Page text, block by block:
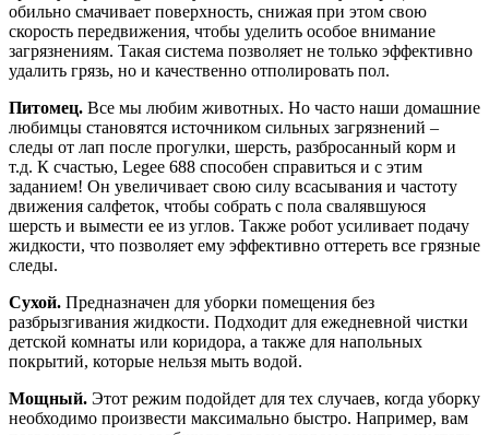
обильно смачивает поверхность, снижая при этом свою
скорость передвижения, чтобы уделить особое внимание
загрязнениям. Такая система позволяет не только эффективно
удалить грязь, но и качественно отполировать пол.
Питомец. Все мы любим животных. Но часто наши домашние
любимцы становятся источником сильных загрязнений –
следы от лап после прогулки, шерсть, разбросанный корм и
т.д. К счастью, Legee 688 способен справиться и с этим
заданием! Он увеличивает свою силу всасывания и частоту
движения салфеток, чтобы собрать с пола свалявшуюся
шерсть и вымести ее из углов. Также робот усиливает подачу
жидкости, что позволяет ему эффективно оттереть все грязные
следы.
Сухой. Предназначен для уборки помещения без
разбрызгивания жидкости. Подходит для ежедневной чистки
детской комнаты или коридора, а также для напольных
покрытий, которые нельзя мыть водой.
Мощный. Этот режим подойдет для тех случаев, когда уборку
необходимо произвести максимально быстро. Например, вам